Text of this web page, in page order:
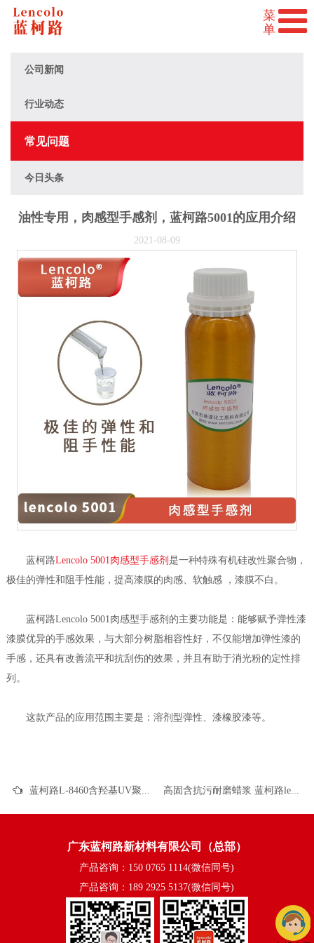
公司新闻
行业动态
常见问题
今日头条
油性专用，肉感型手感剂，蓝柯路5001的应用介绍
2021-08-09
蓝柯路Lencolo 5001肉感型手感剂 是一种特殊有机硅改性聚合物，
极佳的弹性和阻手性能，提高漆膜的肉感、软触感 ，漆膜不白。
蓝柯路Lencolo 5001肉感型手感剂的主要功能是：能够赋予弹性漆
漆膜优异的手感效果，与大部分树脂相容性好，不仅能增加弹性漆的
手感，还具有改善流平和抗刮伤的效果，并且有助于消光粉的定性排
列。
这款产品的应用范围主要是：溶剂型弹性、漆橡胶漆等。
高固含抗污耐磨蜡浆 蓝柯路lencolo 5012的应用介绍
广东蓝柯路新材料有限公司（总部）
产品咨询：150 0765 1114(微信同号)
产品咨询：189 2925 5137(微信同号)